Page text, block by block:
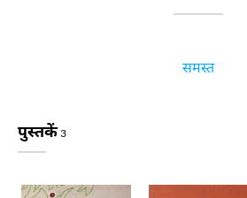
समस्त
पुस्तकें 3